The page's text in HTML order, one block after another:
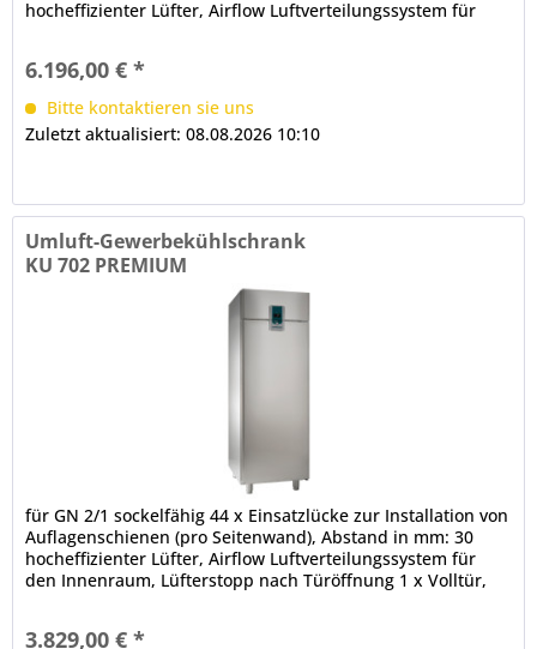
hocheffizienter Lüfter, Airflow Luftverteilungssystem für
6.196,00 € *
Bitte kontaktieren sie uns
Zuletzt aktualisiert: 08.08.2026 10:10
Umluft-Gewerbekühlschrank
KU 702 PREMIUM
für GN 2/1 sockelfähig 44 x Einsatzlücke zur Installation von
Auflagenschienen (pro Seitenwand), Abstand in mm: 30
hocheffizienter Lüfter, Airflow Luftverteilungssystem für
den Innenraum, Lüfterstopp nach Türöffnung 1 x Volltür,
3.829,00 € *